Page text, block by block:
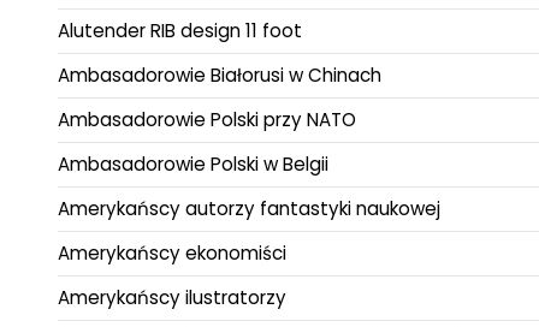
Alutender RIB design 11 foot
Ambasadorowie Białorusi w Chinach
Ambasadorowie Polski przy NATO
Ambasadorowie Polski w Belgii
Amerykańscy autorzy fantastyki naukowej
Amerykańscy ekonomiści
Amerykańscy ilustratorzy